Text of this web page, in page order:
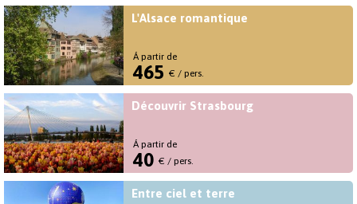
L'Alsace romantique
Á partir de
465 € / pers.
Découvrir Strasbourg
Á partir de
40 € / pers.
Entre ciel et terre